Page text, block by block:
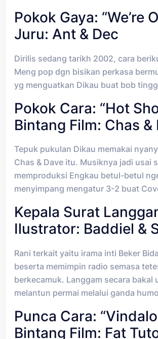
Pokok Gaya: “We’re
Juru: Ant & Dec
Dirilis sedang tarikh 2002, cara
Meng pop dgn bisikan perkasa
yg menguatkan Dikau buat bob
Pokok Cara: “Hot
Bintang Film: Chas &
Tepuk pukulan Dikau memakai
Chas & Dave itu. Musiknya jadi usai
memproduksi Engkau betul-betul
menyimpang mengatur 3-2 buat
Kepala Surat
Ilustrator: Baddiel &
Rani terkait yaitu irama inti Beker
beserta memimpin radio semasa
berkecamuk. Langgam secara
melantun permai melalui ganda
Punca Cara:
Bintang Film: Fat